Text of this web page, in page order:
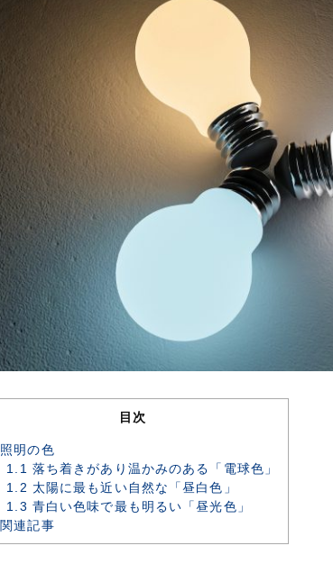
目次
照明の色
1.1 落ち着きがあり温かみのある「電球色」
1.2 太陽に最も近い自然な「昼白色」
1.3 青白い色味で最も明るい「昼光色」
関連記事